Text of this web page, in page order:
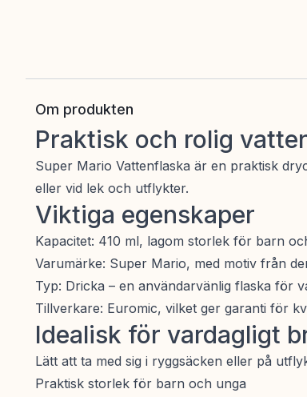
Om produkten
Praktisk och rolig
Super Mario Vattenflaska är en praktisk
eller vid lek och utflykter.
Viktiga egenskaper
Kapacitet: 410 ml, lagom storlek för barn
Varumärke: Super Mario, med motiv från
Typ: Dricka – en användarvänlig flaska för
Tillverkare: Euromic, vilket ger garanti för
Idealisk för vardagligt
Lätt att ta med sig i ryggsäcken eller på
Praktisk storlek för barn och unga